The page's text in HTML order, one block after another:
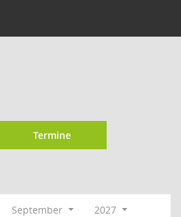
Termine
September
2027